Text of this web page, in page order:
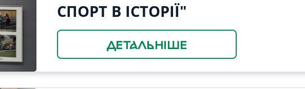
СПОРТ В ІСТОРІЇ"
ДЕТАЛЬНІШЕ